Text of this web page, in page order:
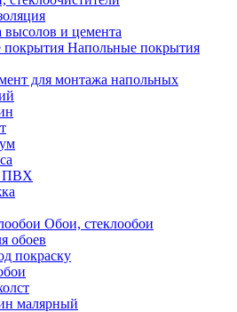
и цемента
Напольные покрытия
для монтажа напольных
ПВХ
Обои, стеклообои
обоев
покраску
малярный